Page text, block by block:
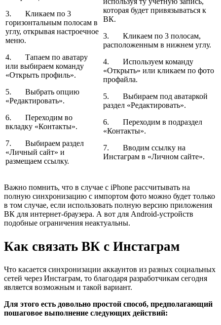
3. Кликаем по 3
горизонтальным полосам в
углу, открывая настроечное
меню.
4. Тапаем по аватару
или выбираем команду
«Открыть профиль».
5. Выбрать опцию
«Редактировать».
6. Переходим во
вкладку «Контакты».
7. Выбираем раздел
«Личный сайт» и
размещаем ссылку.
которая будет привязываться к
ВК.
3. Кликаем по 3 полосам,
расположенным в нижнем углу.
4. Используем команду
«Открыть» или кликаем по фото
профайла.
5. Выбираем под аватаркой
раздел «Редактировать».
6. Переходим в подраздел
«Контакты».
7. Вводим ссылку на
Инстаграм в «Личном сайте».
Важно помнить, что в случае с iPhone рассчитывать на
полную синхронизацию с импортом фото можно будет только
в том случае, если использовать полную версию приложения
ВК для интернет-браузера. А вот для Android-устройств
подобные ограничения неактуальны.
Как связать ВК с Инстаграм
Что касается синхронизации аккаунтов из разных социальных
сетей через Инстаграм, то благодаря разработчикам сегодня
является возможным и такой вариант.
Для этого есть довольно простой способ, предполагающий
пошаговое выполнение следующих действий: